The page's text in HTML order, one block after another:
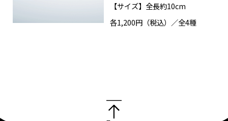
Goods
【サイズ】全長約10cm
各1,200円（税込）／全4種